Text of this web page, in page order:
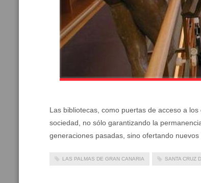
Las bibliotecas, como puertas de acceso a
sociedad, no sólo garantizando la
generaciones pasadas, sino ofertando
LAS PALMAS DE GRAN CANARIA SANTA CRUZ